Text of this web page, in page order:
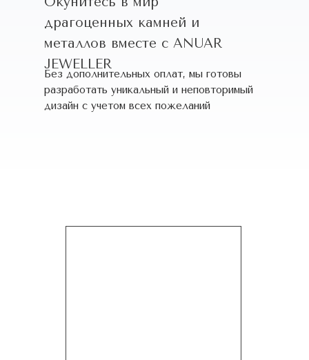
драгоценных камней и
металлов вместе с ANUAR
JEWELLER
Без дополнительных оплат, мы готовы
разработать уникальный и неповторимый
дизайн c учетом всех пожеланий